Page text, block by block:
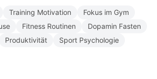
Training Motivation
Fokus im Gym
Fitness Routinen
Dopamin Fasten
Produktivität
Sport Psychologie